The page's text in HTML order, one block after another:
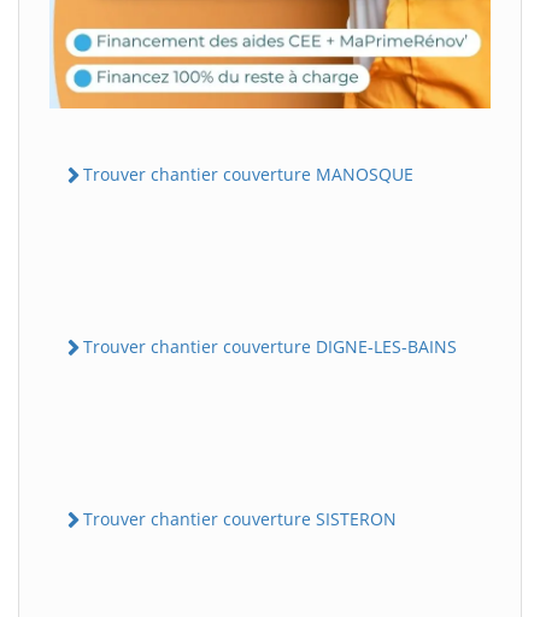
Trouver chantier couverture MANOSQUE
Trouver chantier couverture DIGNE-LES-BAINS
Trouver chantier couverture SISTERON